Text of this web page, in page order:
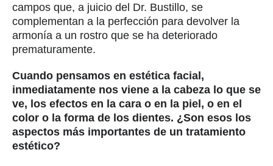
campos que, a juicio del Dr. Bustillo, se
complementan a la perfección para devolver la
armonía a un rostro que se ha deteriorado
prematuramente.
Cuando pensamos en estética facial,
inmediatamente nos viene a la cabeza lo que se
ve, los efectos en la cara o en la piel, o en el
color o la forma de los dientes. ¿Son esos los
aspectos más importantes de un tratamiento
estético?